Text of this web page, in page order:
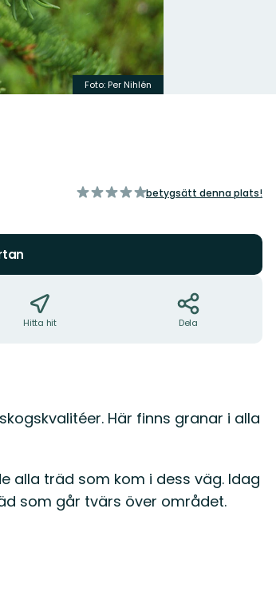
Foto: Per Nihlén
av
betygsätt denna plats!
Hitta hit Dela
Här finns granar i alla
alla träd som kom i dess väg. Idag
som går tvärs över området.